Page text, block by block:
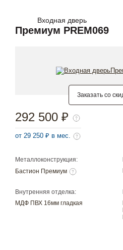
Входная дверь
Премиум PREM069
Заказать со
Металлоконструкция:
Бастион Премиум
Внутренняя отделка:
МДФ ПВХ 16мм гладкая
292 500 ₽
от 29 250 ₽ в мес.